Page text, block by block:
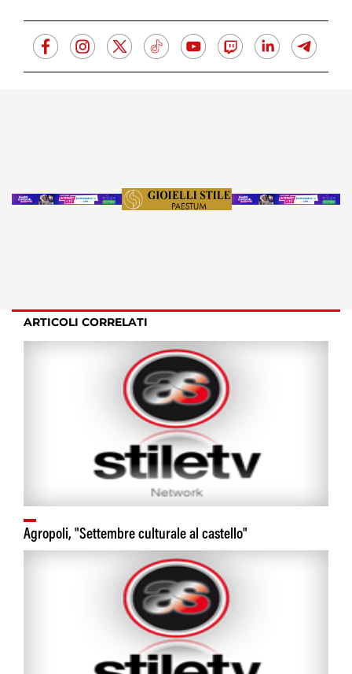
ARTICOLI CORRELATI
Agropoli, "Settembre culturale al castello"